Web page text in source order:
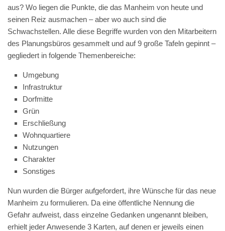
aus? Wo liegen die Punkte, die das Manheim von heute und
seinen Reiz ausmachen – aber wo auch sind die
Schwachstellen. Alle diese Begriffe wurden von den Mitarbeitern
des Planungsbüros gesammelt und auf 9 große Tafeln gepinnt –
gegliedert in folgende Themenbereiche:
Umgebung
Infrastruktur
Dorfmitte
Grün
Erschließung
Wohnquartiere
Nutzungen
Charakter
Sonstiges
Nun wurden die Bürger aufgefordert, ihre Wünsche für das neue
Manheim zu formulieren. Da eine öffentliche Nennung die
Gefahr aufweist, dass einzelne Gedanken ungenannt bleiben,
erhielt jeder Anwesende 3 Karten, auf denen er jeweils einen